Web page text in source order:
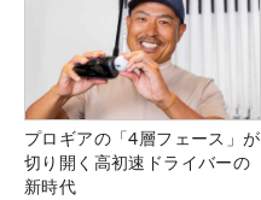
プロギアの「4層フェース」が
切り開く高初速ドライバーの
新時代